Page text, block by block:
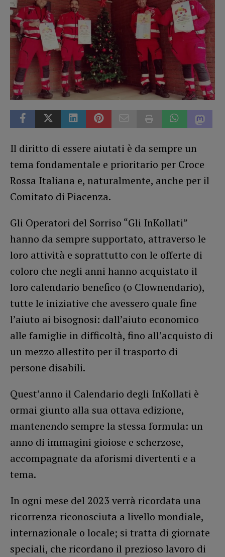
Il diritto di essere aiutati è da sempre un
tema fondamentale e prioritario per Croce
Rossa Italiana e, naturalmente, anche per il
Comitato di Piacenza.
Gli Operatori del Sorriso “Gli InKollati”
hanno da sempre supportato, attraverso le
loro attività e soprattutto con le offerte di
coloro che negli anni hanno acquistato il
loro calendario benefico (o Clownendario),
tutte le iniziative che avessero quale fine
l’aiuto ai bisognosi: dall’aiuto economico
alle famiglie in difficoltà, fino all’acquisto di
un mezzo allestito per il trasporto di
persone disabili.
Quest’anno il Calendario degli InKollati è
ormai giunto alla sua ottava edizione,
mantenendo sempre la stessa formula: un
anno di immagini gioiose e scherzose,
accompagnate da aforismi divertenti e a
tema.
In ogni mese del 2023 verrà ricordata una
ricorrenza riconosciuta a livello mondiale,
internazionale o locale; si tratta di giornate
speciali, che ricordano il prezioso lavoro di